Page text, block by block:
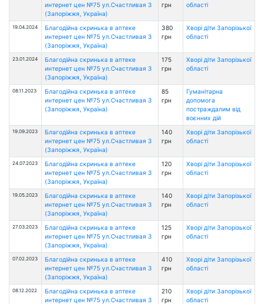
интернет цен №75 ул.Счастливая 3
(Запоріжжя, Україна)
грн
області
19.04.2024
Благодійна скринька в аптеке
интернет цен №75 ул.Счастливая 3
(Запоріжжя, Україна)
380
грн
Хворі діти Запорізької
області
23.01.2024
Благодійна скринька в аптеке
интернет цен №75 ул.Счастливая 3
(Запоріжжя, Україна)
175
грн
Хворі діти Запорізької
області
08.11.2023
Благодійна скринька в аптеке
интернет цен №75 ул.Счастливая 3
(Запоріжжя, Україна)
85
грн
Гуманітарна
допомога
постраждалим від
воєнних дій
19.09.2023
Благодійна скринька в аптеке
интернет цен №75 ул.Счастливая 3
(Запоріжжя, Україна)
140
грн
Хворі діти Запорізької
області
24.07.2023
Благодійна скринька в аптеке
интернет цен №75 ул.Счастливая 3
(Запоріжжя, Україна)
120
грн
Хворі діти Запорізької
області
19.05.2023
Благодійна скринька в аптеке
интернет цен №75 ул.Счастливая 3
(Запоріжжя, Україна)
140
грн
Хворі діти Запорізької
області
27.03.2023
Благодійна скринька в аптеке
интернет цен №75 ул.Счастливая 3
(Запоріжжя, Україна)
125
грн
Хворі діти Запорізької
області
07.02.2023
Благодійна скринька в аптеке
интернет цен №75 ул.Счастливая 3
(Запоріжжя, Україна)
410
грн
Хворі діти Запорізької
області
08.12.2022
Благодійна скринька в аптеке
интернет цен №75 ул.Счастливая 3
210
грн
Хворі діти Запорізької
області